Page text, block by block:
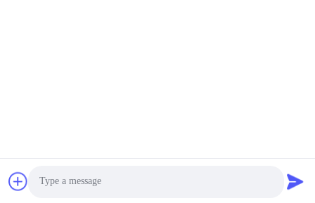
Cina Kualitas Baik Mesin penggiling lada plastik Pemasok. Hak
cipta © 2024-2026 KAIRUN CO.,LIMITED Semua hak dilindungi.